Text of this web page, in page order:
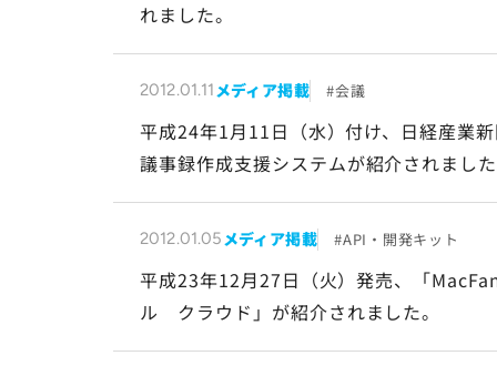
れました。
2012.01.11メディア掲載 会議
平成24年1月11日（水）付け、日経産業
議事録作成支援システムが紹介されました
2012.01.05メディア掲載 API・開発キット
平成23年12月27日（火）発売、「
ル クラウド」が紹介されました。